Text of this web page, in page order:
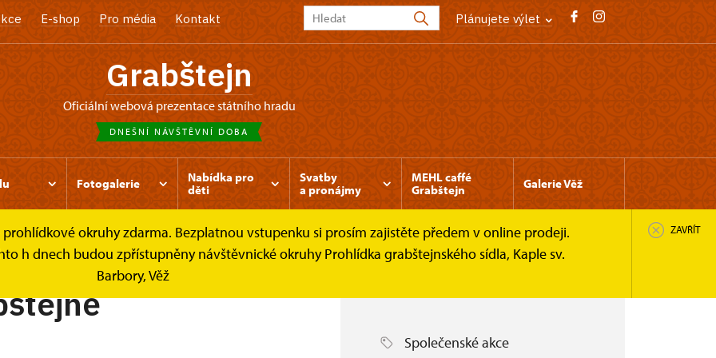
E-shop Pro média Kontakt Plánujete výlet
Grabštejn
oficiální webová prezentace státního hradu
DNEŠNÍ NÁVŠTĚVNÍ DOBA
Fotogalerie
Nabídka pro
děti
Svatby
a pronájmy
MEHL caffé
Grabštejn
Galerie Věž
okruhy zdarma. Bezplatnou vstupenku si prosím zajistěte předem v online prodeji.
h dnech budou zpřístupněny návštěvnické okruhy Prohlídka grabštejnského sídla, Kaple sv.
Barbory, Věž
ZAVŘÍT
Společenské akce